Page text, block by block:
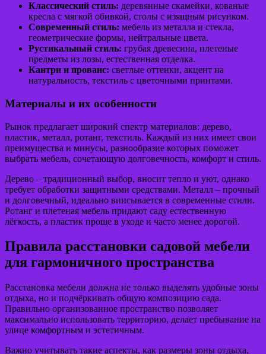
Классический стиль: деревянные скамейки, кованые
кресла с мягкой обивкой, столы с изящным рисунком.
Современный стиль: мебель из металла и стекла,
геометрические формы, нейтральные цвета.
Рустикальный стиль: грубая древесина, плетеные
предметы из лозы, естественная отделка.
Кантри и прованс: светлые оттенки, акцент на
натуральность, текстиль с цветочными принтами.
Материалы и их особенности
Рынок предлагает широкий спектр материалов: дерево,
пластик, металл, ротанг, текстиль. Каждый из них имеет свои
преимущества и минусы, разнообразие которых поможет
выбрать мебель, сочетающую долговечность, комфорт и стиль.
Дерево – традиционный выбор, вносит тепло и уют, однако
требует обработки защитными средствами. Металл – прочный
и долговечный, идеально вписывается в современные стили.
Ротанг и плетеная мебель придают саду естественную
лёгкость, а пластик проще в уходе и часто менее дорогой.
Правила расстановки садовой мебели
для гармоничного пространства
Расстановка мебели должна не только выделять удобные зоны
отдыха, но и подчёркивать общую композицию сада.
Правильно организованное пространство позволяет
максимально использовать территорию, делает пребывание на
улице комфортным и эстетичным.
Важно учитывать такие аспекты, как размеры зоны отдыха,